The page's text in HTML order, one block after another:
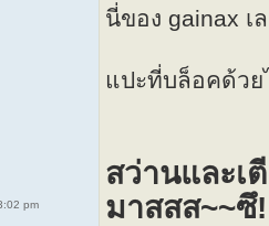
นี่ของ gainax เ
แปะที่บล็อคด้วย
สว่านและเ
มาสสส~~ซึ!
pm